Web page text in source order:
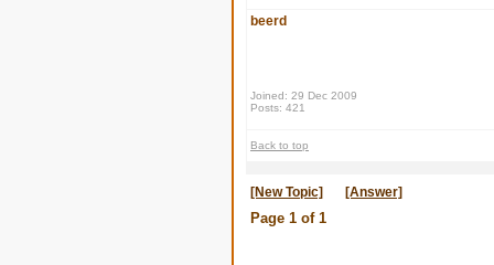
beerd
Joined: 29 Dec 2009
Posts: 421
Back to top
[New Topic] [Answer]
Page 1 of 1